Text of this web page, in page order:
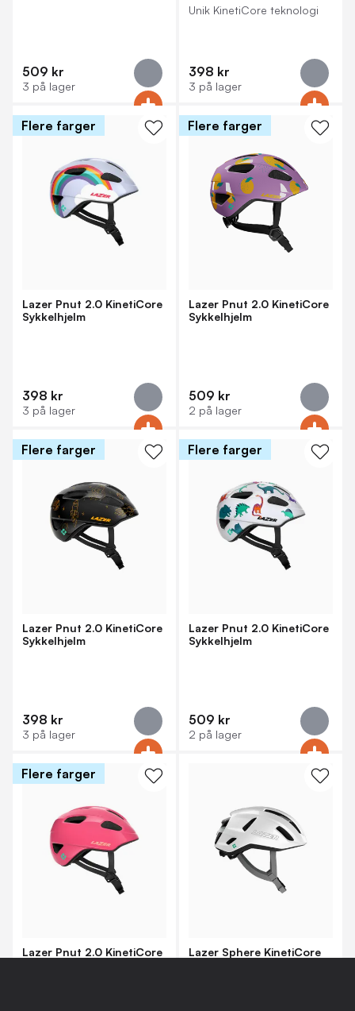
509 kr
3 på lager
Unik KinetiCore teknologi
398 kr
3 på lager
Flere farger
Lazer Pnut 2.0 KinetiCore
Sykkelhjelm
398 kr
3 på lager
Flere farger
Lazer Pnut 2.0 KinetiCore
Sykkelhjelm
509 kr
2 på lager
Flere farger
Lazer Pnut 2.0 KinetiCore
Sykkelhjelm
398 kr
3 på lager
Flere farger
Lazer Pnut 2.0 KinetiCore
Sykkelhjelm
509 kr
2 på lager
Flere farger
Lazer Pnut 2.0 KinetiCore
Lazer Sphere KinetiCore